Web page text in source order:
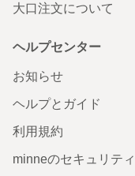
大口注文について
ヘルプセンター
お知らせ
ヘルプとガイド
利用規約
minneのセキュリティ